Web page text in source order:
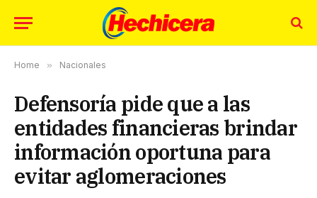
Home » Nacionales
Defensoría pide que a las
entidades financieras brindar
información oportuna para
evitar aglomeraciones